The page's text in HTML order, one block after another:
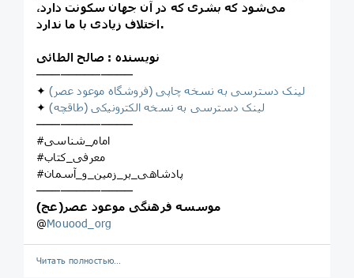
می‌شود که بشری که در آن جهان سکونت دارد،
اختلاف زيادی با ما ندارد.
نویسنده : صالح الطائی
────────────
✦لینک دسترسی به نسخه چاپی (فروشگاه موعود عصر)
✦لینک دسترسی به نسخه الکترونیکی (طاقچه)
────────────
#امام_شناسی
#معرفی_کتاب
#پادشاهی_بر_زمین_و_آسمان
────────────
موسسه فرهنگی موعود عصر(عج)
@Mouood_org
Читать полностью…